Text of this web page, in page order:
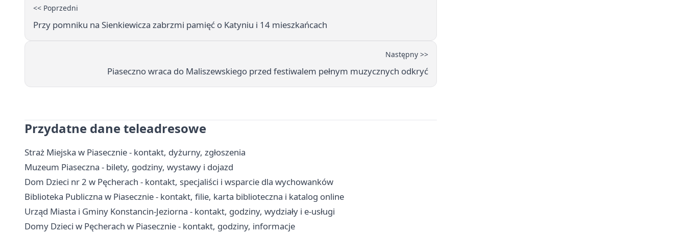
<< Poprzedni
Przy pomniku na Sienkiewicza zabrzmi pamięć o Katyniu i 14 mieszkańcach
Następny >>
Piaseczno wraca do Maliszewskiego przed festiwalem pełnym muzycznych odkryć
Przydatne dane teleadresowe
Straż Miejska w Piasecznie - kontakt, dyżurny, zgłoszenia
Muzeum Piaseczna - bilety, godziny, wystawy i dojazd
Dom Dzieci nr 2 w Pęcherach - kontakt, specjaliści i wsparcie dla wychowanków
Biblioteka Publiczna w Piasecznie - kontakt, filie, karta biblioteczna i katalog online
Urząd Miasta i Gminy Konstancin-Jeziorna - kontakt, godziny, wydziały i e-usługi
Domy Dzieci w Pęcherach w Piasecznie - kontakt, godziny, informacje